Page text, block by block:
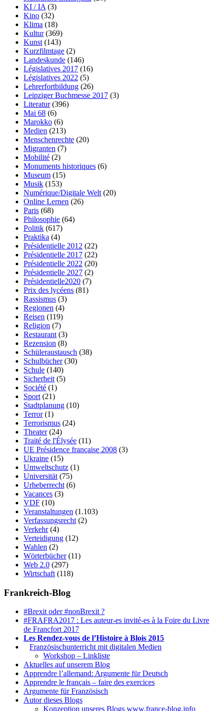
KI / IA (3)
Kino (32)
Klima (18)
Kultur(369)
Kunst (143)
Kurzfilmtage (2)
Landeskunde (146)
Législatives 2017 (16)
Législatives 2022 (5)
Lehrerfortbildung (26)
Leipziger Buchmesse 2017 (3)
Literatur(396)
Mai 68 (6)
Marokko (6)
Medien (213)
Menschenrechte (20)
Migranten (7)
Mobilité (2)
Monuments historiques (6)
Museum (15)
Musik (153)
Numérique/Digitale Welt (20)
Online Lernen (26)
Paris (68)
Philosophie (64)
Politik (617)
Praktika (4)
Présidentielle 2012 (22)
Présidentielle 2017 (22)
Présidentielle 2022 (20)
Présidentielle 2027 (2)
Présidentielle2020 (7)
Prix des lycéens (81)
Rassismus (3)
Regionen (4)
Reisen (119)
Religion (7)
Restaurant (3)
Rezension (8)
Schüleraustausch (38)
Schulbücher(30)
Schule (140)
Sicherheit (5)
Société (1)
Sport (21)
Stadtplanung (10)
Terror(1)
Terrorismus (24)
Theater(24)
Traité de l'Élysée (11)
UE Présidence française 2008 (3)
Ukraine (15)
Umweltschutz (1)
Universität (75)
Urheberrecht (6)
Vacances (3)
VDF (10)
Veranstaltungen (1.103)
Verfassungsrecht (2)
Verkehr(4)
Verteidigung (12)
Wahlen (2)
Wörterbücher(11)
Web 2.0 (297)
Wirtschaft (118)
Frankreich-Blog
#Brexit oder #nonBrexit ?
#FRAFRA2017 : Les auteur-es invité-es à la Foire du Livre
de Francfort 2017
Les Rendez-vous de l’Histoire à Blois 2015
Französischunterricht mit digitalen Medien
Workshop – Linkliste
Aktuelles auf unserem Blog
Apprendre l’allemand: Argumente für Deutsch
Apprendre le français – faire des exercices
Argumente für Französisch
Autor dieses Blogs
Konzeption unseres Blogs www.france-blog.info